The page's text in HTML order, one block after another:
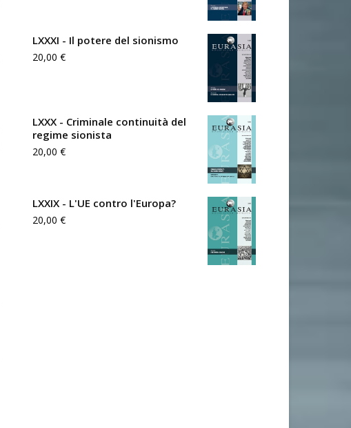
LXXXI - Il potere del sionismo
20,00 €
LXXX - Criminale continuità del
regime sionista
20,00 €
LXXIX - L'UE contro l'Europa?
20,00 €